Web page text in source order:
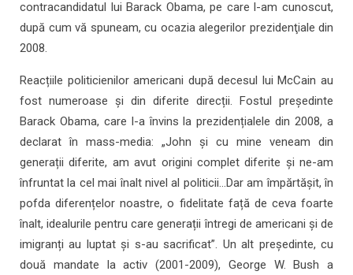
contracandidatul lui Barack Obama, pe care l-am cunoscut,
după cum vă spuneam, cu ocazia alegerilor prezidenţiale din
2008.
Reacțiile politicienilor americani după decesul lui McCain au
fost numeroase și din diferite direcții. Fostul președinte
Barack Obama, care l-a învins la prezidențialele din 2008, a
declarat în mass-media: „John și cu mine veneam din
generații diferite, am avut origini complet diferite și ne-am
înfruntat la cel mai înalt nivel al politicii…Dar am împărtășit, în
pofda diferențelor noastre, o fidelitate față de ceva foarte
înalt, idealurile pentru care generații întregi de americani și de
imigranți au luptat și s-au sacrificat”. Un alt președinte, cu
două mandate la activ (2001-2009), George W. Bush a